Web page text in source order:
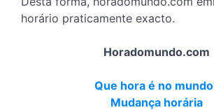
horário praticamente exacto.
Horadomundo.com
Que hora é no
Mudança horária